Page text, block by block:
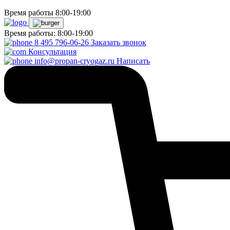
Время работы 8:00-19:00
Время работы: 8:00-19:00
8 495 796-06-26 Заказать звонок
Консультация
info@propan-cryogaz.ru Написать